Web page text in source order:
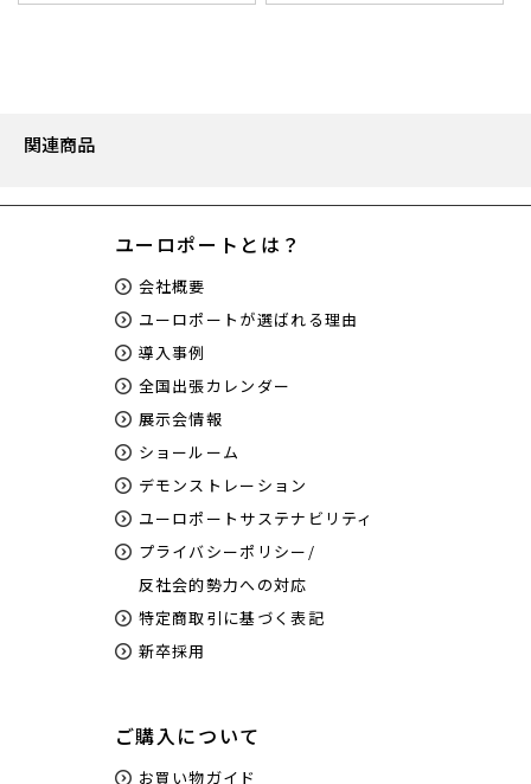
関連商品
ユーロポートとは？
会社概要
ユーロポートが選ばれる理由
導入事例
全国出張カレンダー
展示会情報
ショールーム
デモンストレーション
ユーロポートサステナビリティ
プライバシーポリシー/
反社会的勢力への対応
特定商取引に基づく表記
新卒採用
ご購入について
お買い物ガイド